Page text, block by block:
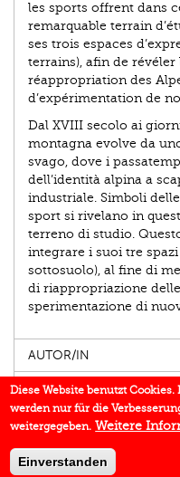
les sports offrent dans
remarquable terrain
ses trois espaces
terrains), afin de
réappropriation des
d’expérimentation de
Dal XVIII secolo ai
montagna evolve da
svago, dove i
dell’identità alpina a
industriale. Simboli
sport si rivelano in
terreno di studio.
integrare i suoi tre spazi
sottosuolo), al fine di
di riappropriazione
sperimentazione di
AUTOR/IN
EINBLICK
BUCHREIHE
DOWNLOADS
Diese Website benutzt
werden nur für die
weitergegeben. Weitere
Einverstanden